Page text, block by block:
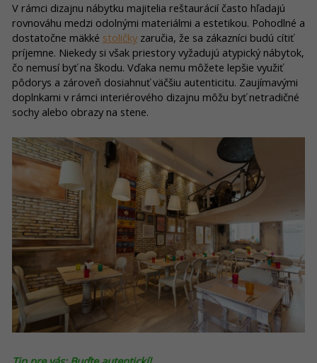
V rámci dizajnu nábytku majitelia reštaurácií často hľadajú
rovnováhu medzi odolnými materiálmi a estetikou. Pohodlné a
dostatočne mäkké stoličky zaručia, že sa zákazníci budú cítiť
príjemne. Niekedy si však priestory vyžadujú atypický nábytok,
čo nemusí byť na škodu. Vďaka nemu môžete lepšie využiť
pôdorys a zároveň dosiahnuť väčšiu autenticitu. Zaujímavými
doplnkami v rámci interiérového dizajnu môžu byť netradičné
sochy alebo obrazy na stene.